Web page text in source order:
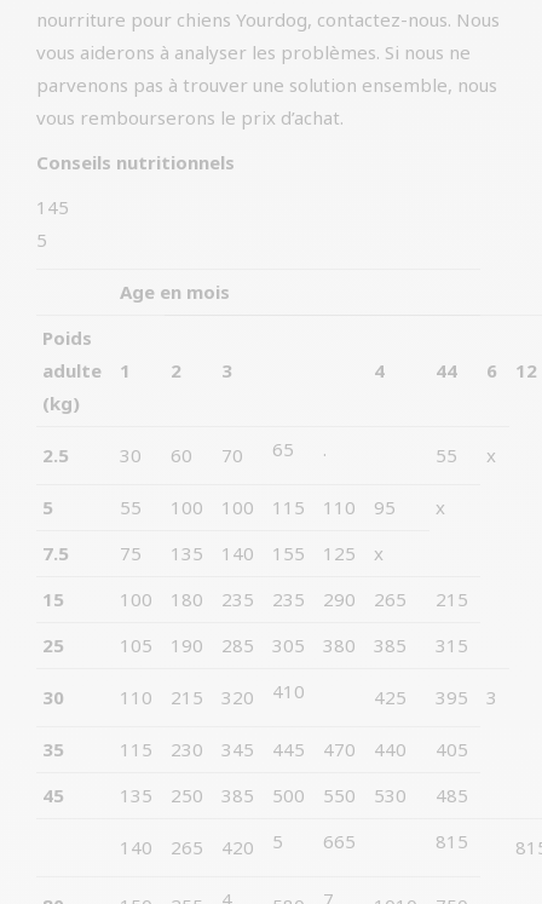
nourriture pour chiens Yourdog, contactez-nous. Nous
vous aiderons à analyser les problèmes. Si nous ne
parvenons pas à trouver une solution ensemble, nous
vous rembourserons le prix d’achat.
Conseils nutritionnels
145
5
Age en mois
Poids
adulte
(kg)
1 2 3 4 44 6 12
2.5 30 60 70 65 . 55 x
5 55 100 100 115 110 95
x
7.5
75 135 140 155 125
x
15
100 180 235 235 290 265
215
25
105 190 285 305 380 385 315
30 110 215 320 410 425 395 3
35 115 230 345 445 470 440
405
45
135 250 385 500 550 530 485
140 265 420 5 665 815
4 7